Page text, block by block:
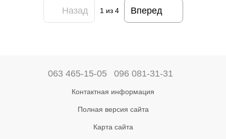
Назад 1из 4 Вперед
063 465-15-05 096 081-31-31
Контактная информация
Полная версия сайта
Карта сайта